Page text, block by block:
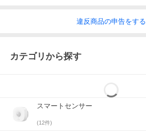
違反商品の申告をする
カテゴリから探す
スマートセンサー
(12件)